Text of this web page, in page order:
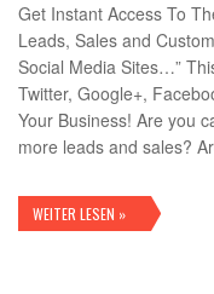
Get Instant Access To
Leads, Sales and
Social Media Sites…”
Twitter, Google+,
Your Business! Are you
more leads and sales?
WEITER LESEN »